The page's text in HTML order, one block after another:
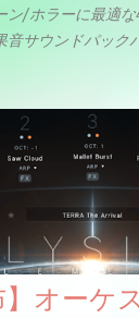
ン/ホラーに最適
音サウンドパック
】オーケ